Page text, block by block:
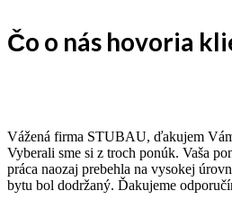
Čo o nás hovoria
Vážená firma STUBAU, ďakujem
Vyberali sme si z troch ponúk. Vaša
práca naozaj prebehla na vysokej
bytu bol dodržaný. Ďakujeme